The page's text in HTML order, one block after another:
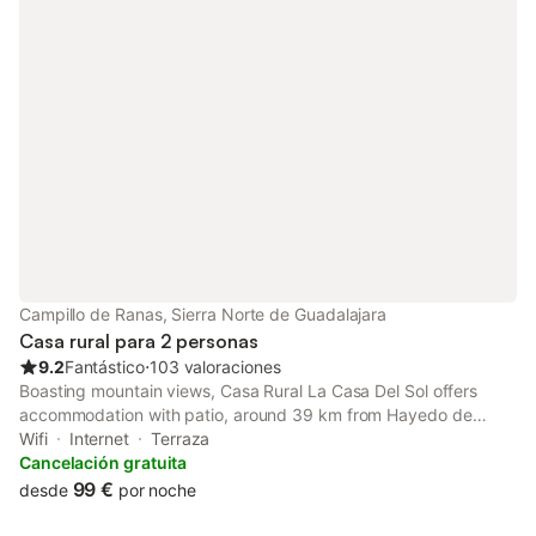
Campillo de Ranas, Sierra Norte de Guadalajara
Casa rural para 2 personas
9.2Fantástico⋅103 valoraciones
Boasting mountain views, Casa Rural La Casa Del Sol offers
accommodation with patio, around 39 km from Hayedo de
Tejera Negra Natural Park. The property has garden and quiet
street views. Outdoor seating allows guests to enjoy the fresh
air.
Wifi Internet
Terraza
Cancelación gratuita
desde 99 € por noche